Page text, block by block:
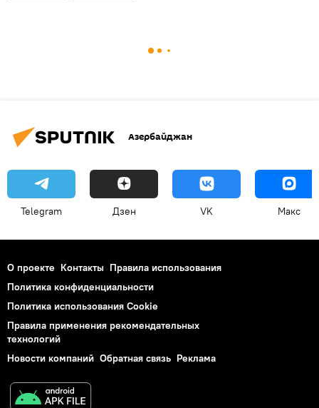
Азербайджан
Telegram Дзен VK Макс
О проекте Контакты Правила использования
Политика конфиденциальности
Политика использования Cookie
Правила применения рекомендательных
технологий
Новости компаний Обратная связь Реклама